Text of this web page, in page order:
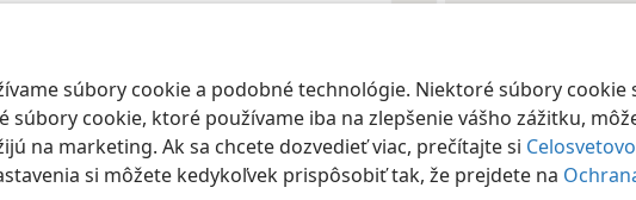
súbory cookie a podobné technológie. Niektoré súbory
cookie, ktoré používame iba na zlepšenie vášho zážitku,
na marketing. Ak sa chcete dozvedieť viac, prečítajte si
si môžete kedykoľvek prispôsobiť tak, že prejdete na
Indexy
3. Mojžišova